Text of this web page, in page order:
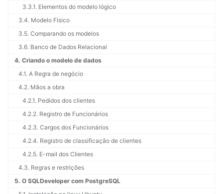
3.3.1. Elementos do modelo lógico
3.4. Modelo Físico
3.5. Comparando os modelos
3.6. Banco de Dados Relacional
4. Criando o modelo de dados
4.1. A Regra de negócio
4.2. Mãos a obra
4.2.1. Pedidos dos clientes
4.2.2. Registro de Funcionários
4.2.3. Cargos dos Funcionários
4.2.4. Registro de classificação de clientes
4.2.5. E-mail dos Clientes
4.3. Regras e restrições
5. O SQLDeveloper com PostgreSQL